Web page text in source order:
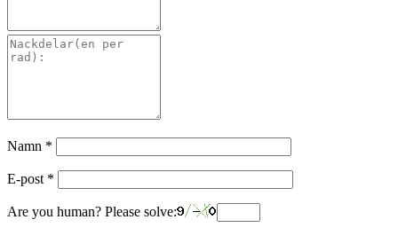
Namn *
E-post *
Are you human? Please solve: